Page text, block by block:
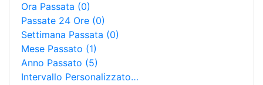
Ora Passata (0)
Passate 24 Ore (0)
Settimana Passata (0)
Mese Passato (1)
Anno Passato (5)
Intervallo Personalizzato…